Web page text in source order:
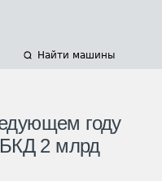
Найти машины
году
БКД 2 млрд